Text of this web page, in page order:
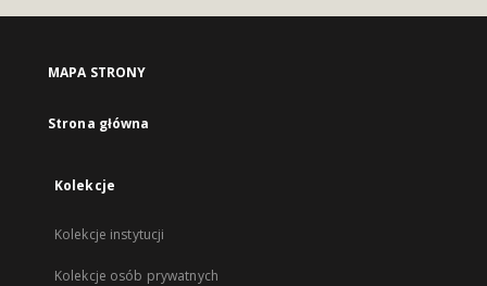
MAPA STRONY
Strona główna
Kolekcje
Kolekcje instytucji
Kolekcje osób prywatnych